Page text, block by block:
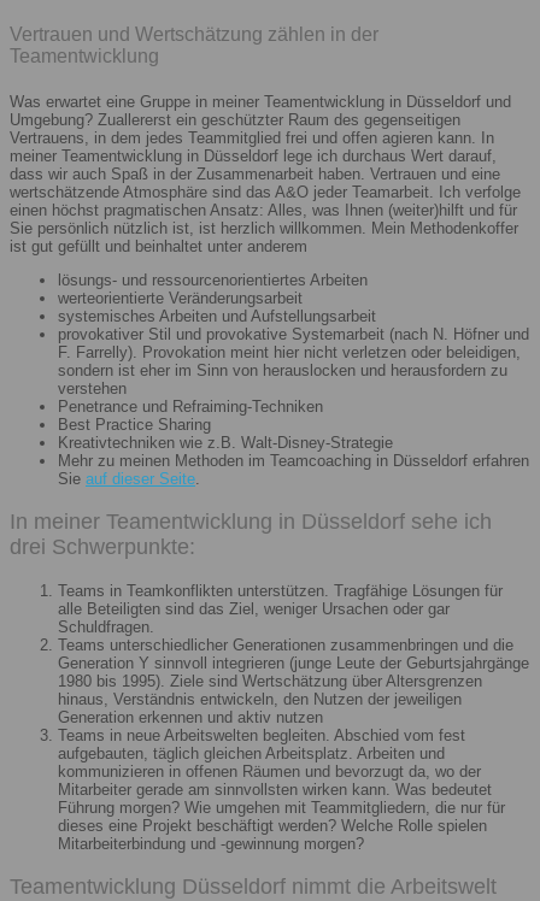
Vertrauen und Wertschätzung zählen in der
Teamentwicklung
Was erwartet eine Gruppe in meiner Teamentwicklung in Düsseldorf und
Umgebung? Zuallererst ein geschützter Raum des gegenseitigen
Vertrauens, in dem jedes Teammitglied frei und offen agieren kann. In
meiner Teamentwicklung in Düsseldorf lege ich durchaus Wert darauf,
dass wir auch Spaß in der Zusammenarbeit haben. Vertrauen und eine
wertschätzende Atmosphäre sind das A&O jeder Teamarbeit. Ich verfolge
einen höchst pragmatischen Ansatz: Alles, was Ihnen (weiter)hilft und für
Sie persönlich nützlich ist, ist herzlich willkommen. Mein Methodenkoffer
ist gut gefüllt und beinhaltet unter anderem
lösungs- und ressourcenorientiertes Arbeiten
werteorientierte Veränderungsarbeit
systemisches Arbeiten und Aufstellungsarbeit
provokativer Stil und provokative Systemarbeit (nach N. Höfner und
F. Farrelly). Provokation meint hier nicht verletzen oder beleidigen,
sondern ist eher im Sinn von herauslocken und herausfordern zu
verstehen
Penetrance und Refraiming-Techniken
Best Practice Sharing
Kreativtechniken wie z.B. Walt-Disney-Strategie
Mehr zu meinen Methoden im Teamcoaching in Düsseldorf erfahren
Sie auf dieser Seite.
In meiner Teamentwicklung in Düsseldorf sehe ich
drei Schwerpunkte:
Teams in Teamkonflikten unterstützen. Tragfähige Lösungen für
alle Beteiligten sind das Ziel, weniger Ursachen oder gar
Schuldfragen.
Teams unterschiedlicher Generationen zusammenbringen und die
Generation Y sinnvoll integrieren (junge Leute der Geburtsjahrgänge
1980 bis 1995). Ziele sind Wertschätzung über Altersgrenzen
hinaus, Verständnis entwickeln, den Nutzen der jeweiligen
Generation erkennen und aktiv nutzen
Teams in neue Arbeitswelten begleiten. Abschied vom fest
aufgebauten, täglich gleichen Arbeitsplatz. Arbeiten und
kommunizieren in offenen Räumen und bevorzugt da, wo der
Mitarbeiter gerade am sinnvollsten wirken kann. Was bedeutet
Führung morgen? Wie umgehen mit Teammitgliedern, die nur für
dieses eine Projekt beschäftigt werden? Welche Rolle spielen
Mitarbeiterbindung und -gewinnung morgen?
Teamentwicklung Düsseldorf nimmt die Arbeitswelt